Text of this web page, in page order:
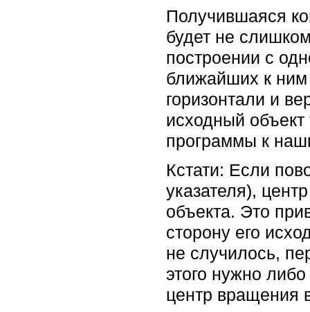
Получившаяся
будет не
построении с
ближайших к ним
горизонтали и
исходный
программы к
Кстати: Если
указателя),
объекта. Это
сторону его
не случилось,
этого нужно
центр вращения